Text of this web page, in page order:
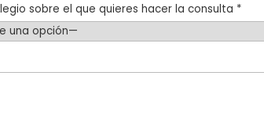
sobre el que quieres hacer la consulta *